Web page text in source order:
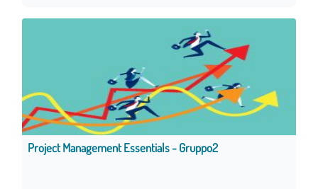
Project Management Essentials - Gruppo2